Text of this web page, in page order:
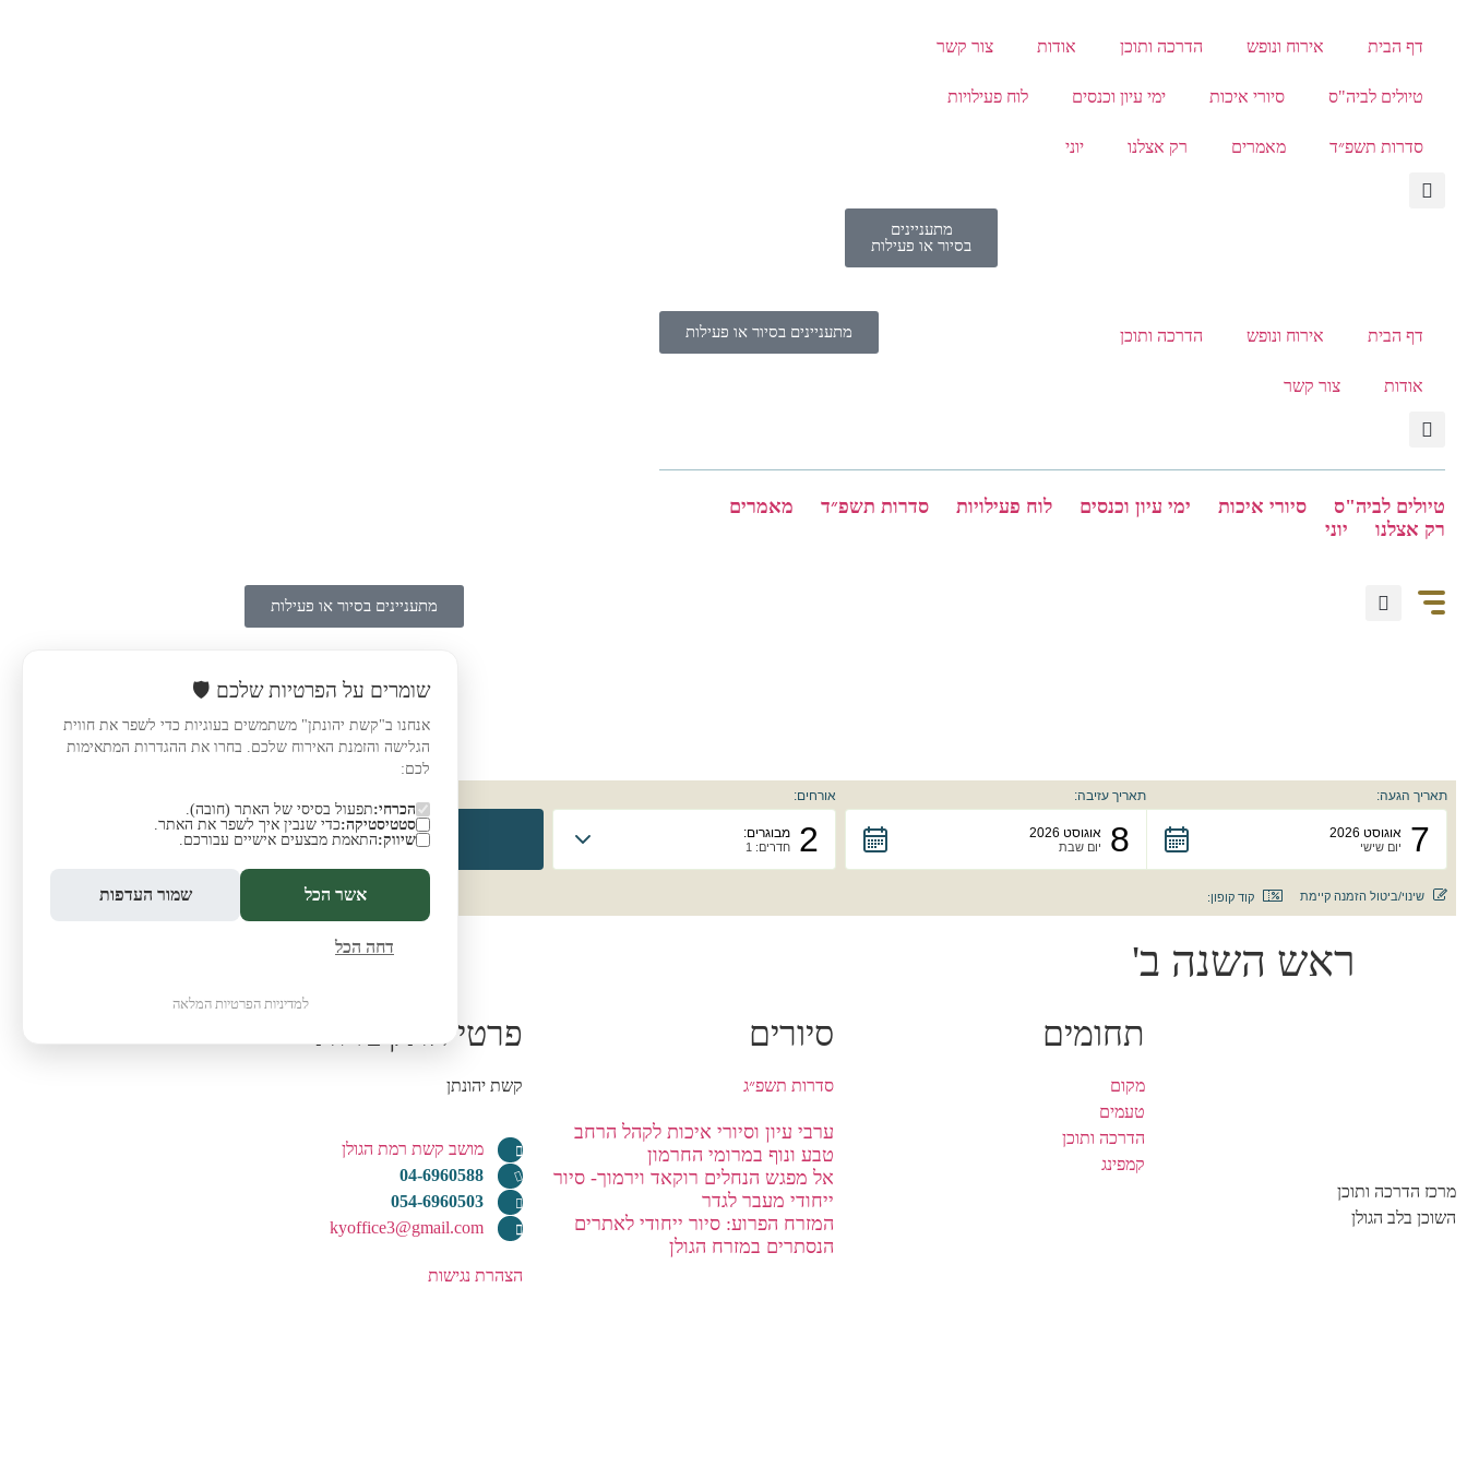
דף הבית אירוח ונופש הדרכה ותוכן אודות צור קשר
טיולים לביה"ס סיורי איכות ימי עיון וכנסים לוח פעילויות
סדרות תשפ״ד מאמרים רק אצלנו יוני
מתעניינים
בסיור או פעילות
דף הבית אירוח ונופש הדרכה ותוכן
אודות צור קשר
מתעניינים בסיור או פעילות
טיולים לביה"ס סיורי איכות ימי עיון וכנסים לוח פעילויות סדרות תשפ״ד
מאמרים
רק אצלנו
יוני
מתעניינים בסיור או פעילות
תאריך הגעה:
7 אוגוסט 2026
יום שישי
תאריך עזיבה:
8 אוגוסט 2026
יום שבת
אורחים:
2 מבוגרים:
חדרים: 1
קוד קופון: שינוי/ביטול הזמנה קיימת
ראש השנה ב'
מרכז הדרכה ותוכן
השוכן בלב הגולן
תחומים
מקום
טעמים
הדרכה ותוכן
קמפינג
סיורים
סדרות תשפ״ג
ערבי עיון וסיורי איכות לקהל הרחב
טבע ונוף במרומי החרמון
אל מפגש הנחלים רוקאד וירמוך- סיור
ייחודי מעבר לגדר
המזרח הפרוע: סיור ייחודי לאתרים
הנסתרים במזרח הגולן
פרטי התקשרות
קשת יהונתן
מושב קשת רמת הגולן
04-6960588
054-6960503
kyoffice3@gmail.com
הצהרת נגישות
שומרים על הפרטיות שלכם 🛡️
אנחנו ב"קשת יהונתן" משתמשים בעוגיות כדי לשפר את חווית
הגלישה והזמנת האירוח שלכם. בחרו את ההגדרות המתאימות
לכם:
הכרחי:תפעול בסיסי של האתר (חובה).
סטטיסטיקה:כדי שנבין איך לשפר את האתר.
שיווק:התאמת מבצעים אישיים עבורכם.
אשר הכל שמור העדפות
דחה הכל
למדיניות הפרטיות המלאה